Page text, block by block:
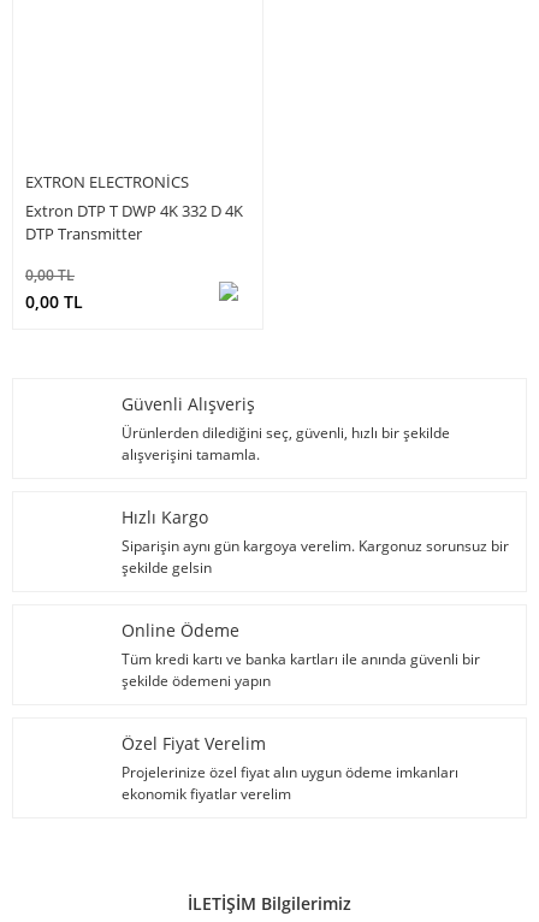
EXTRON ELECTRONICS
Extron DTP T DWP 4K 332 D 4K
DTP Transmitter
0,00 TL
0,00 TL
Güvenli Alışveriş
Ürünlerden dilediğini seç, güvenli, hızlı bir şekilde
alışverişini tamamla.
Hızlı Kargo
Siparişin aynı gün kargoya verelim. Kargonuz sorunsuz bir
şekilde gelsin
Online Ödeme
Tüm kredi kartı ve banka kartları ile anında güvenli bir
şekilde ödemeni yapın
Özel Fiyat Verelim
Projelerinize özel fiyat alın uygun ödeme imkanları
ekonomik fiyatlar verelim
İLETİŞİM Bilgilerimiz